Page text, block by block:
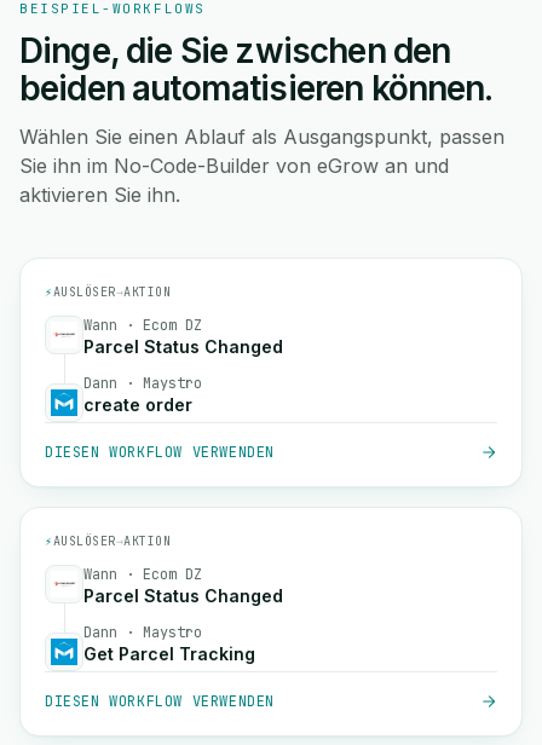
BEISPIEL-WORKFLOWS
Dinge, die Sie zwischen den
beiden automatisieren können.
Wählen Sie einen Ablauf als Ausgangspunkt, passen
Sie ihn im No-Code-Builder von eGrow an und
aktivieren Sie ihn.
⚡AUSLÖSER→AKTION
Wann · Ecom DZ
Parcel Status Changed
Dann · Maystro
create order
DIESEN WORKFLOW VERWENDEN
⚡AUSLÖSER→AKTION
Wann · Ecom DZ
Parcel Status Changed
Dann · Maystro
Get Parcel Tracking
DIESEN WORKFLOW VERWENDEN